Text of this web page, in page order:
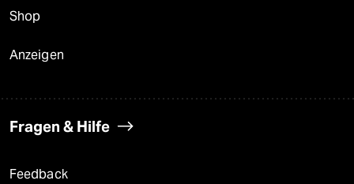
Shop
Anzeigen
Fragen & Hilfe
Feedback